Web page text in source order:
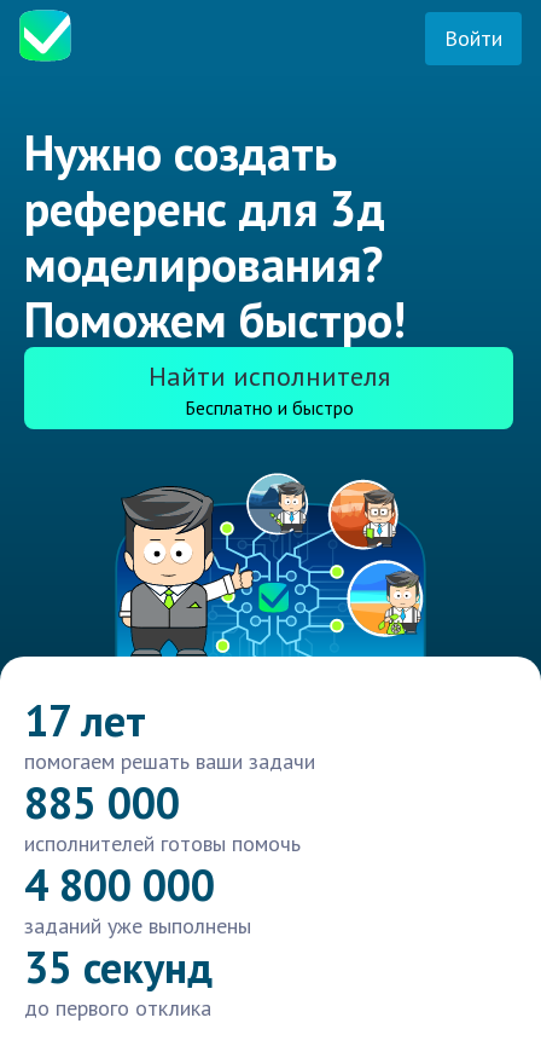
Войти
Нужно создать
референс для 3д
моделирования?
Поможем быстро!
Найти исполнителя
Бесплатно и быстро
17 лет
помогаем решать ваши задачи
885 000
исполнителей готовы помочь
4 800 000
заданий уже выполнены
35 секунд
до первого отклика